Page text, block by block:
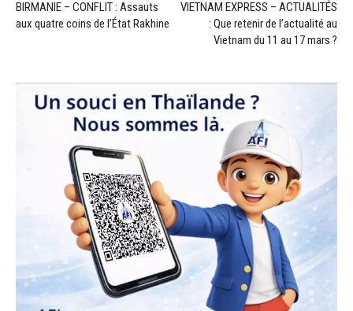
BIRMANIE – CONFLIT : Assauts
aux quatre coins de l’État Rakhine
VIETNAM EXPRESS – ACTUALITÉS
: Que retenir de l’actualité au
Vietnam du 11 au 17 mars ?